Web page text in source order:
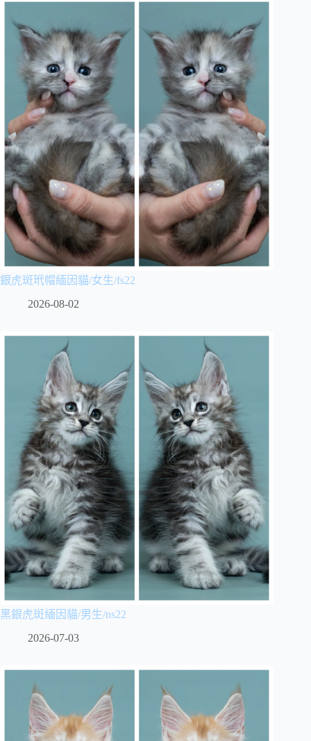
銀虎斑玳帽緬因貓/女生/fs22
2026-08-02
黑銀虎斑緬因貓/男生/ns22
2026-07-03